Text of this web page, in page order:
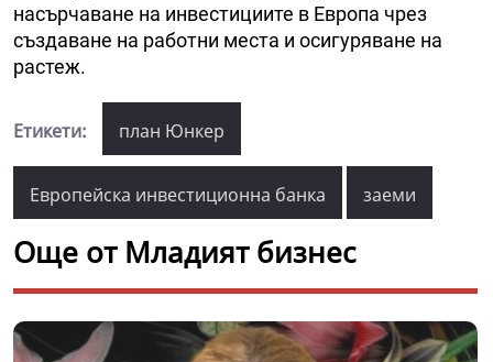
насърчаване на инвестициите в Европа чрез
създаване на работни места и осигуряване на
растеж.
Етикети: план Юнкер
Европейска инвестиционна банка заеми
Още от Младият бизнес